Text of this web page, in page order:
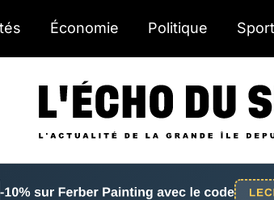
Économie Politique Sport